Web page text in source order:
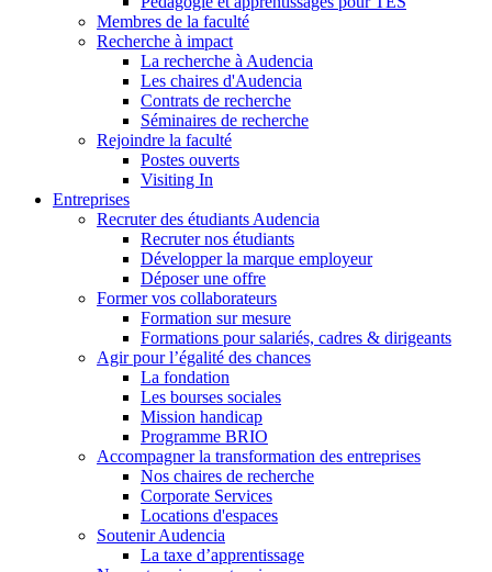
Membres de la faculté
Recherche à impact
La recherche à Audencia
Les chaires d'Audencia
Contrats de recherche
Séminaires de recherche
Rejoindre la faculté
Postes ouverts
Visiting In
Entreprises
Recruter des étudiants Audencia
Recruter nos étudiants
Développer la marque employeur
Déposer une offre
Former vos collaborateurs
Formation sur mesure
Formations pour salariés, cadres & dirigeants
Agir pour l’égalité des chances
La fondation
Les bourses sociales
Mission handicap
Programme BRIO
Accompagner la transformation des entreprises
Nos chaires de recherche
Corporate Services
Locations d'espaces
Soutenir Audencia
La taxe d’apprentissage